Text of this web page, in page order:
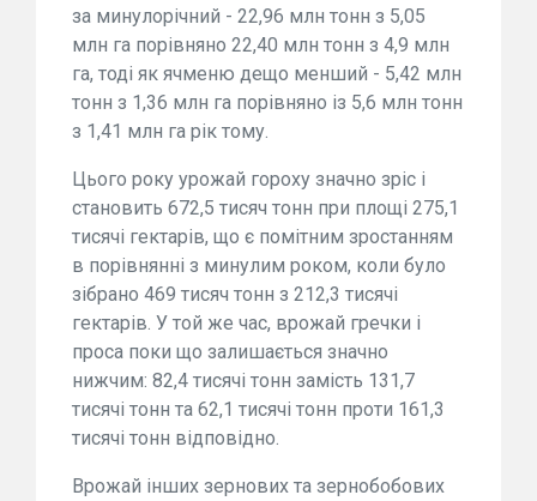
за минулорічний - 22,96 млн тонн з 5,05
млн га порівняно 22,40 млн тонн з 4,9 млн
га, тоді як ячменю дещо менший - 5,42 млн
тонн з 1,36 млн га порівняно із 5,6 млн тонн
з 1,41 млн га рік тому.
Цього року урожай гороху значно зріс і
становить 672,5 тисяч тонн при площі 275,1
тисячі гектарів, що є помітним зростанням
в порівнянні з минулим роком, коли було
зібрано 469 тисяч тонн з 212,3 тисячі
гектарів. У той же час, врожай гречки і
проса поки що залишається значно
нижчим: 82,4 тисячі тонн замість 131,7
тисячі тонн та 62,1 тисячі тонн проти 161,3
тисячі тонн відповідно.
Врожай інших зернових та зернобобових